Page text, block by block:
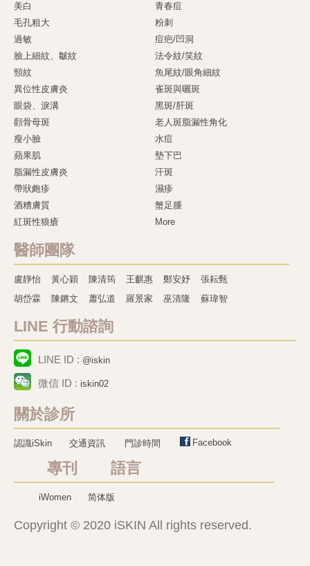
美白
青春痘
毛孔粗大
粉刺
過敏
痘疤/凹洞
臉上細紋、皺紋
法令紋/笑紋
頸紋
魚尾紋/眼角細紋
異位性皮膚炎
雀斑與曬斑
眼袋、淚溝
黑斑/肝斑
顴骨母斑
老人斑脂漏性角化
瘦小臉
水痘
蘋果肌
墊下巴
脂漏性皮膚炎
汗斑
帶狀皰疹
濕疹
酒糟膚質
蟹足腫
紅斑性狼瘡
More
醫師團隊
盧靜怡 黃心穎 陳清筠 王麒惠 鄭安妤
張耘甄
胡岱霖
陳鏘文 蕭弘道 羅景家 巫清隆 蘇瑋智
LINE 行動諮詢
LINE ID : @iskin
微信 ID : iskin02
關於診所
認識iSkin 交通資訊 門診時間 Facebook
專刊 語言
iWomen 简体版
Copyright © 2020 iSKIN All rights reserved.